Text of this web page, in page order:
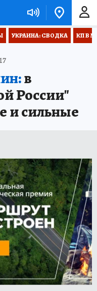
УКРАИНА: СВОДКА КП В
в
России"
и сильные